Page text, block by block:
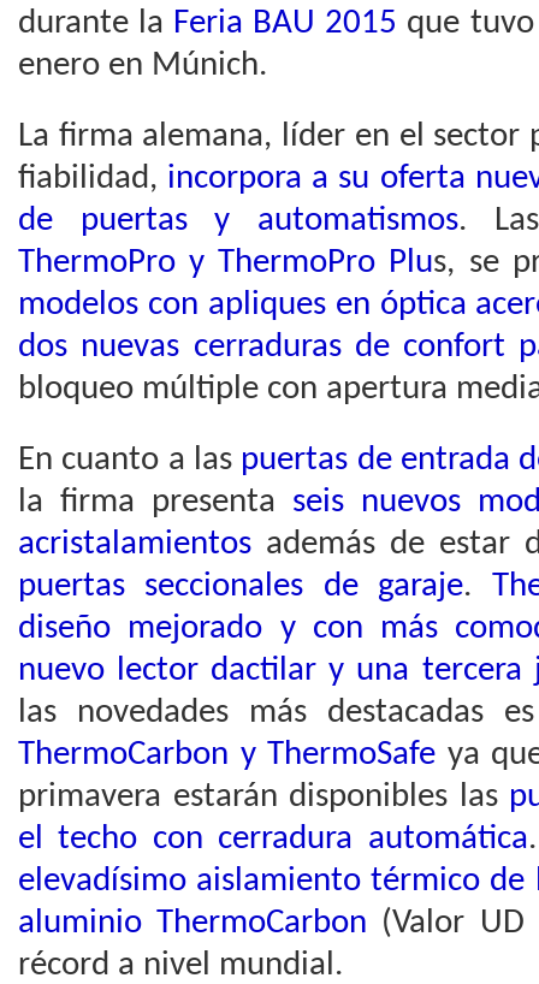
durante la Feria BAU 2015 que
enero en Múnich.
La firma alemana, líder en el sector
fiabilidad, incorpora a su oferta
de puertas y automatismos.
ThermoPro y ThermoPro Plus, se
modelos con apliques en óptica
dos nuevas cerraduras de confort
bloqueo múltiple con apertura
En cuanto a las puertas de entrada
la firma presenta seis nuevos
acristalamientos además de estar
puertas seccionales de garaje.
diseño mejorado y con más
nuevo lector dactilar y una tercera
las novedades más destacadas
ThermoCarbon y ThermoSafe ya
primavera estarán disponibles las
el techo con cerradura automática
elevadísimo aislamiento térmico
aluminio ThermoCarbon (Valor
récord a nivel mundial.